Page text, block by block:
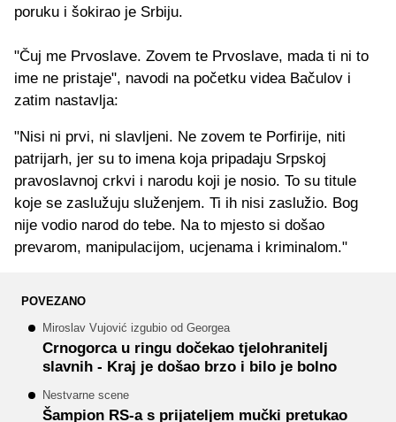
poruku i šokirao je Srbiju.
"Čuj me Prvoslave. Zovem te Prvoslave, mada ti ni to
ime ne pristaje", navodi na početku videa Bačulov i
zatim nastavlja:
"Nisi ni prvi, ni slavljeni. Ne zovem te Porfirije, niti
patrijarh, jer su to imena koja pripadaju Srpskoj
pravoslavnoj crkvi i narodu koji je nosio. To su titule
koje se zaslužuju služenjem. Ti ih nisi zaslužio. Bog
nije vodio narod do tebe. Na to mjesto si došao
prevarom, manipulacijom, ucjenama i kriminalom."
POVEZANO
Miroslav Vujović izgubio od Georgea
Crnogorca u ringu dočekao tjelohranitelj
slavnih - Kraj je došao brzo i bilo je bolno
Nestvarne scene
Šampion RS-a s prijateljem mučki pretukao